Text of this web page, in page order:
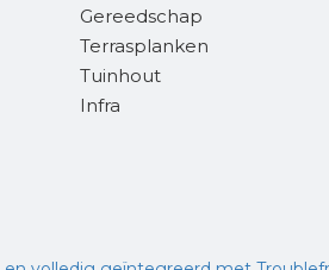
Gereedschap
Terrasplanken
Tuinhout
Infra